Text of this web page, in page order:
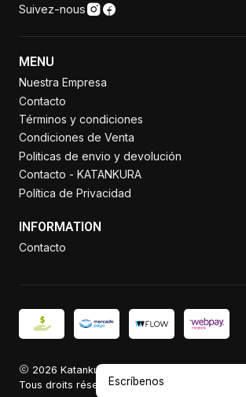
Suivez-nous
MENU
Nuestra Empresa
Contacto
Términos y condiciones
Condiciones de Venta
Politicas de envio y devolución
Contacto - KATANKURA
Política de Privacidad
INFORMATION
Contacto
2026 Katankura.
Tous droits réservés.Propulsé par Jumpseller
Escríbenos